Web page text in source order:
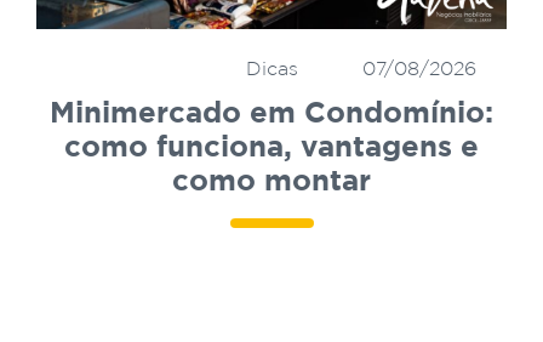
07/08/2026
Dicas
Minimercado em Condomínio:
como funciona, vantagens e
como montar